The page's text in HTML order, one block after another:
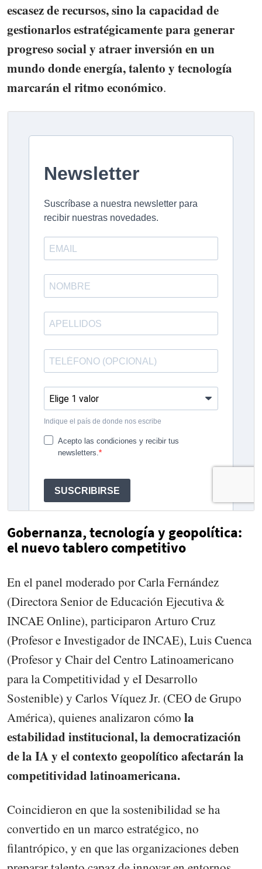
escasez de recursos, sino la capacidad de
gestionarlos estratégicamente para generar
progreso social y atraer inversión en un
mundo donde energía, talento y tecnología
marcarán el ritmo económico.
Gobernanza, tecnología y geopolítica:
el nuevo tablero competitivo
En el panel moderado por Carla Fernández
(Directora Senior de Educación Ejecutiva &
INCAE Online), participaron Arturo Cruz
(Profesor e Investigador de INCAE), Luis Cuenca
(Profesor y Chair del Centro Latinoamericano
para la Competitividad y eI Desarrollo
Sostenible) y Carlos Víquez Jr. (CEO de Grupo
América), quienes analizaron cómo la
estabilidad institucional, la democratización
de la IA y el contexto geopolítico afectarán la
competitividad latinoamericana.
Coincidieron en que la sostenibilidad se ha
convertido en un marco estratégico, no
filantrópico, y en que las organizaciones deben